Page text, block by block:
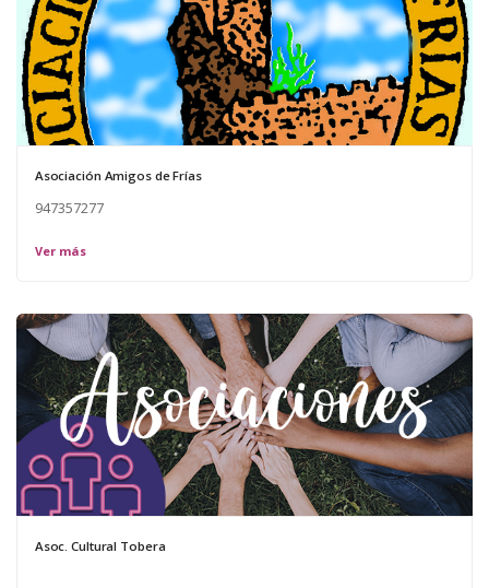
Asociación Amigos de Frías
947357277
Ver más
Asoc. Cultural Tobera